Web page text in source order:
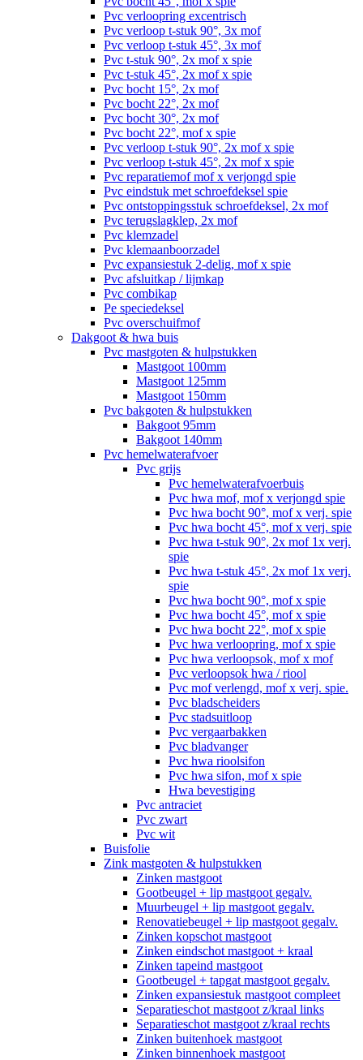
Pvc verloopring excentrisch
Pvc verloop t-stuk 90°, 3x mof
Pvc verloop t-stuk 45°, 3x mof
Pvc t-stuk 90°, 2x mof x spie
Pvc t-stuk 45°, 2x mof x spie
Pvc bocht 15°, 2x mof
Pvc bocht 22°, 2x mof
Pvc bocht 30°, 2x mof
Pvc bocht 22°, mof x spie
Pvc verloop t-stuk 90°, 2x mof x spie
Pvc verloop t-stuk 45°, 2x mof x spie
Pvc reparatiemof mof x verjongd spie
Pvc eindstuk met schroefdeksel spie
Pvc ontstoppingsstuk schroefdeksel, 2x mof
Pvc terugslagklep, 2x mof
Pvc klemzadel
Pvc klemaanboorzadel
Pvc expansiestuk 2-delig, mof x spie
Pvc afsluitkap / lijmkap
Pvc combikap
Pe speciedeksel
Pvc overschuifmof
Dakgoot & hwa buis
Pvc mastgoten & hulpstukken
Mastgoot 100mm
Mastgoot 125mm
Mastgoot 150mm
Pvc bakgoten & hulpstukken
Bakgoot 95mm
Bakgoot 140mm
Pvc hemelwaterafvoer
Pvc grijs
Pvc hemelwaterafvoerbuis
Pvc hwa mof, mof x verjongd spie
Pvc hwa bocht 90°, mof x verj. spie
Pvc hwa bocht 45°, mof x verj. spie
Pvc hwa t-stuk 90°, 2x mof 1x verj.
spie
Pvc hwa t-stuk 45°, 2x mof 1x verj.
spie
Pvc hwa bocht 90°, mof x spie
Pvc hwa bocht 45°, mof x spie
Pvc hwa bocht 22°, mof x spie
Pvc hwa verloopring, mof x spie
Pvc hwa verloopsok, mof x mof
Pvc verloopsok hwa / riool
Pvc mof verlengd, mof x verj. spie.
Pvc bladscheiders
Pvc stadsuitloop
Pvc vergaarbakken
Pvc bladvanger
Pvc hwa rioolsifon
Pvc hwa sifon, mof x spie
Hwa bevestiging
Pvc antraciet
Pvc zwart
Pvc wit
Buisfolie
Zink mastgoten & hulpstukken
Zinken mastgoot
Gootbeugel + lip mastgoot gegalv.
Muurbeugel + lip mastgoot gegalv.
Renovatiebeugel + lip mastgoot gegalv.
Zinken kopschot mastgoot
Zinken eindschot mastgoot + kraal
Zinken tapeind mastgoot
Gootbeugel + tapgat mastgoot gegalv.
Zinken expansiestuk mastgoot compleet
Separatieschot mastgoot z/kraal links
Separatieschot mastgoot z/kraal rechts
Zinken buitenhoek mastgoot
Zinken binnenhoek mastgoot